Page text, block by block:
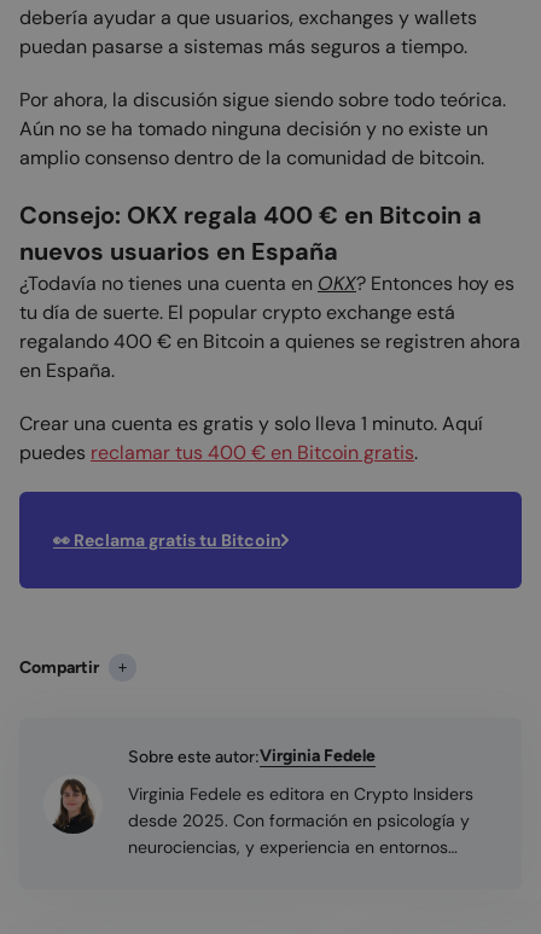
debería ayudar a que usuarios, exchanges y wallets
puedan pasarse a sistemas más seguros a tiempo.
Por ahora, la discusión sigue siendo sobre todo teórica.
Aún no se ha tomado ninguna decisión y no existe un
amplio consenso dentro de la comunidad de bitcoin.
Consejo: OKX regala 400 € en Bitcoin a
nuevos usuarios en España
¿Todavía no tienes una cuenta en OKX? Entonces hoy es
tu día de suerte. El popular crypto exchange está
regalando 400 € en Bitcoin a quienes se registren ahora
en España.
Crear una cuenta es gratis y solo lleva 1 minuto. Aquí
puedes reclamar tus 400 € en Bitcoin gratis.
👀 Reclama gratis tu Bitcoin
Compartir
Sobre este autor:Virginia Fedele
Virginia Fedele es editora en Crypto Insiders
desde 2025. Con formación en psicología y
neurociencias, y experiencia en entornos